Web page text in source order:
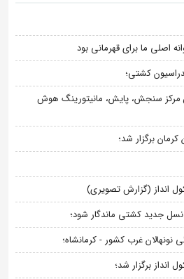
اصلی ما برای قهرمانی بود
کشتی؛
مرکز سنجش، پایش، مانیتورینگ هوش
کرمان برگزار شد؛
انداز (گزارش تصویری)
نسل جدید کشتی ماندگار شود؛
غرب کشور - کرمانشاه؛
انداز برگزار شد؛